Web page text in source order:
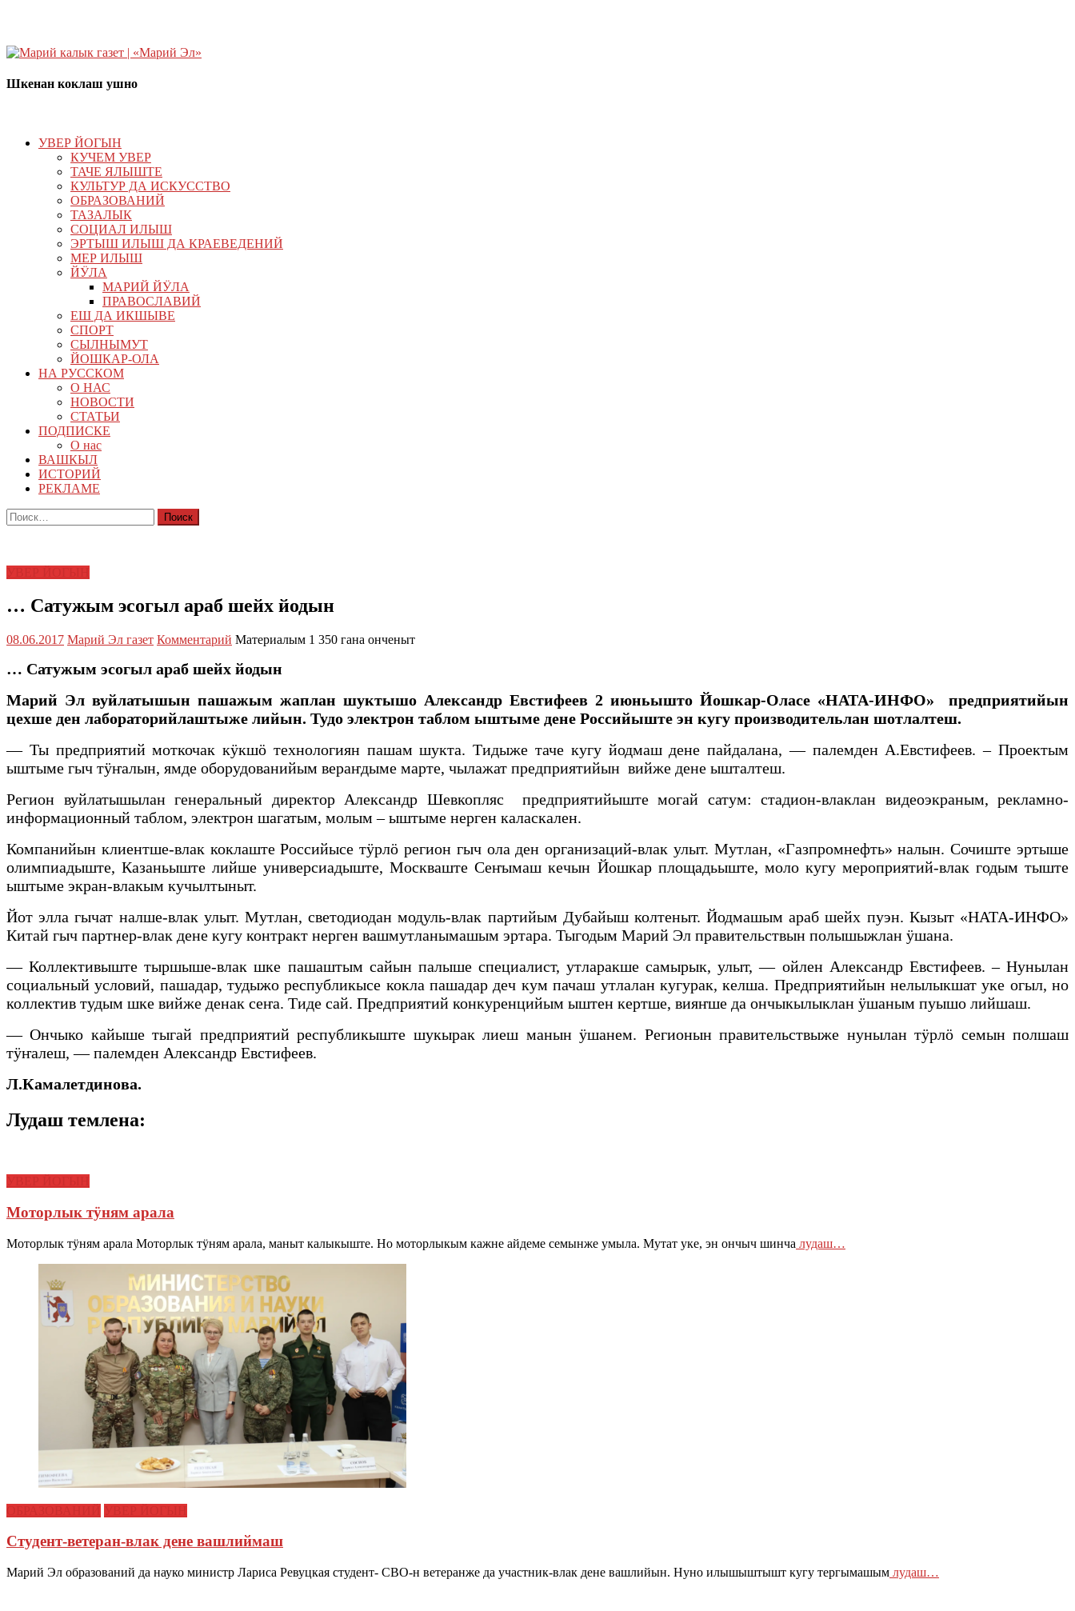
Шкенан коклаш ушно
УВЕР ЙОГЫН
КУЧЕМ УВЕР
ТАЧЕ ЯЛЫШТЕ
КУЛЬТУР ДА ИСКУССТВО
ОБРАЗОВАНИЙ
ТАЗАЛЫК
СОЦИАЛ ИЛЫШ
ЭРТЫШ ИЛЫШ ДА КРАЕВЕДЕНИЙ
МЕР ИЛЫШ
ЙӰЛА
МАРИЙ ЙӰЛА
ПРАВОСЛАВИЙ
ЕШ ДА ИКШЫВЕ
СПОРТ
СЫЛНЫМУТ
ЙОШКАР-ОЛА
НА РУССКОМ
О НАС
НОВОСТИ
СТАТЬИ
ПОДПИСКЕ
О нас
ВАШКЫЛ
ИСТОРИЙ
РЕКЛАМЕ
Найти:
… Сатужым эсогыл араб шейх йодын
08.06.2017 Марий Эл газет Комментарий Материалым 1 350 гана онченыт
… Сатужым эсогыл араб шейх йодын
Марий Эл вуйлатышын пашажым жаплан шуктышо Александр Евстифеев 2 июньышто Йошкар-Оласе «НАТА-ИНФО» предприятийын
цехше ден лабораторийлаштыже лийын. Тудо электрон таблом ыштыме дене Российыште эн кугу производительлан шотлалтеш.
— Ты предприятий моткочак кӱкшӧ технологиян пашам шукта. Тидыже таче кугу йодмаш дене пайдалана, — палемден А.Евстифеев. – Проектым
ыштыме гыч тӱҥалын, ямде оборудованийым вераҥдыме марте, чылажат предприятийын вийже дене ышталтеш.
Регион вуйлатышылан генеральный директор Александр Шевкопляс предприятийыште могай сатум: стадион-влаклан видеоэкраным, рекламно-
информационный таблом, электрон шагатым, молым – ыштыме нерген каласкален.
Компанийын клиентше-влак коклаште Российысе тӱрлӧ регион гыч ола ден организаций-влак улыт. Мутлан, «Газпромнефть» налын. Сочиште эртыше
олимпиадыште, Казаньыште лийше универсиадыште, Москваште Сеҥымаш кечын Йошкар площадьыште, моло кугу мероприятий-влак годым тыште
ыштыме экран-влакым кучылтыныт.
Йот элла гычат налше-влак улыт. Мутлан, светодиодан модуль-влак партийым Дубайыш колтеныт. Йодмашым араб шейх пуэн. Кызыт «НАТА-ИНФО»
Китай гыч партнер-влак дене кугу контракт нерген вашмутланымашым эртара. Тыгодым Марий Эл правительствын полышыжлан ӱшана.
— Коллективыште тыршыше-влак шке пашаштым сайын палыше специалист, утларакше самырык, улыт, — ойлен Александр Евстифеев. – Нунылан
социальный условий, пашадар, тудыжо республикысе кокла пашадар деч кум пачаш утлалан кугурак, келша. Предприятийын нелылыкшат уке огыл, но
коллектив тудым шке вийже денак сеҥа. Тиде сай. Предприятий конкуренцийым ыштен кертше, вияҥше да ончыкылыклан ӱшаным пуышо лийшаш.
— Ончыко кайыше тыгай предприятий республикыште шукырак лиеш манын ӱшанем. Регионын правительствыже нунылан тӱрлӧ семын полшаш
тӱҥалеш, — палемден Александр Евстифеев.
Л.Камалетдинова.
Лудаш темлена:
Моторлык тӱням арала
Моторлык тӱням арала Моторлык тӱням арала, маныт калыкыште. Но моторлыкым кажне айдеме семынже умыла. Мутат уке, эн ончыч шинча лудаш…
Студент-ветеран-влак дене вашлиймаш
Марий Эл образований да науко министр Лариса Ревуцкая студент- СВО-н ветеранже да участник-влак дене вашлийын. Нуно илышыштышт кугу тергымашым лудаш…